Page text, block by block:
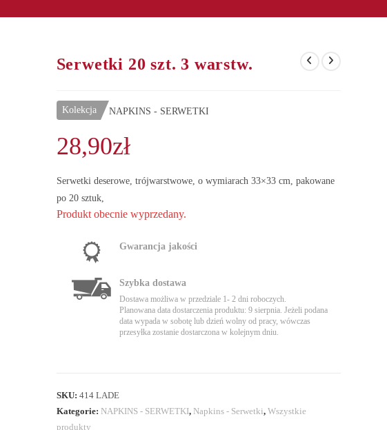
Serwetki 20 szt. 3 warstw.
Kolekcja NAPKINS - SERWETKI
28,90zł
Serwetki deserowe, trójwarstwowe, o wymiarach 33×33 cm, pakowane
po 20 sztuk,
Produkt obecnie wyprzedany.
Gwarancja jakości
Szybka dostawa
Dostawa możliwa w przedziale 1- 2 dni roboczych.
Planowana data dostarczenia produktu: 9 sierpnia. Jeżeli podana
data wypada w sobotę lub dzień wolny od pracy, wówczas
przesyłka zostanie dostarczona w kolejnym dniu.
SKU: 414 LADE
Kategorie: NAPKINS - SERWETKI, Napkins - Serwetki, Wszystkie
produkty